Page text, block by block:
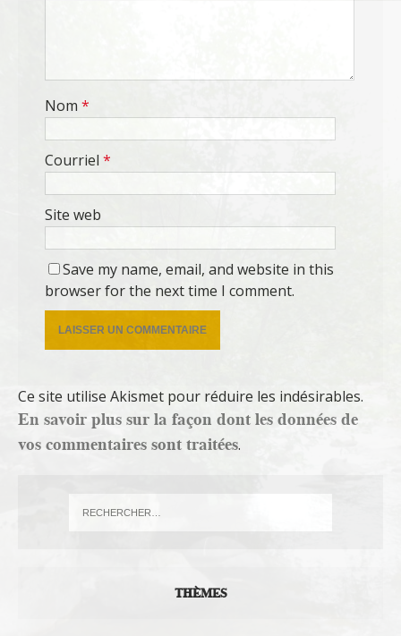
Nom*
Courriel *
Site web
Save my name, email, and website in this
browser for the next time I comment.
Ce site utilise Akismet pour réduire les indésirables.
En savoir plus sur la façon dont les données de
vos commentaires sont traitées.
THÈMES